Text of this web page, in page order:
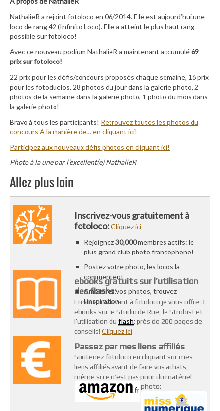
NathalieR a rejoint fotoloco en 06/2014. Elle est aujourd’hui une
loco de rang 42 (Infinito Loco). Elle a atteint le plus haut rang
possible sur fotoloco!
Avec ce nouveau podium NathalieR a maintenant accumulé69
prix sur fotoloco!
22 prix pour les défis/concours proposés chaque semaine, 16 prix
pour les fotoduelos, 28 photos du jour dans la galerie photo, 2
photos de la semaine dans la galerie photo, 1 photo du mois dans
la galerie photo!
Bravo à tous les participants! Retrouvez toutes les photos du
concours A la manière de… en cliquant ici!
Participez aux nouveaux défis photos en cliquant ici!
Photo à la une par l’excellent(e) NathalieR
Allez plus loin
Inscrivez-vous gratuitement à
fotoloco: Cliquez ici
Rejoignez30,000membres actifs: le
plus grand club photo francophone!
Postez votre photo, les locos la
commentent
Améliorez vos photos, trouvez
l’inspiration
ebooks gratuits sur l’utilisation
des flashs:
En vous inscrivant à fotoloco je vous offre 3
ebooks sur le Studio de Rue, le Strobist et
l’utilisation du flash: près de 200 pages de
conseils! Cliquez ici
Passez par mes liens affiliés
Soutenez fotoloco en cliquant sur mes
liens affiliés avant de faire vos achats,
même si ce n’est pas pour du matériel
photo: